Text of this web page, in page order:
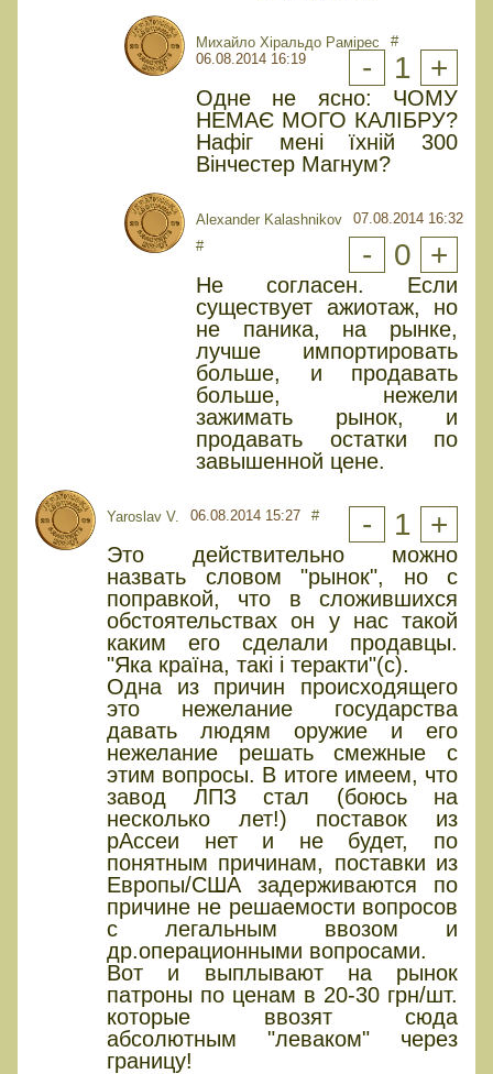
Михайло Хіральдо Рамірес
06.08.2014 16:19
#
- 1 +
Одне не ясно: ЧОМУ
НЕМАЄ МОГО КАЛІБРУ?
Нафіг мені їхній 300
Вінчестер Магнум?
Alexander Kalashnikov
07.08.2014 16:32
#
- 0 +
Не согласен. Если
существует ажиотаж, но
не паника, на рынке,
лучше импортировать
больше, и продавать
больше, нежели
зажимать рынок, и
продавать остатки по
завышенной цене.
Yaroslav V. 06.08.2014 15:27 # - 1 +
Это действительно можно
назвать словом "рынок", но с
поправкой, что в сложившихся
обстоятельствах он у нас такой
каким его сделали продавцы.
"Яка країна, такі і теракти"(с).
Одна из причин происходящего
это нежелание государства
давать людям оружие и его
нежелание решать смежные с
этим вопросы. В итоге имеем, что
завод ЛПЗ стал (боюсь на
несколько лет!) поставок из
рАссеи нет и не будет, по
понятным причинам, поставки из
Европы/США задерживаются по
причине не решаемости вопросов
с легальным ввозом и
др.операционными вопросами.
Вот и выплывают на рынок
патроны по ценам в 20-30 грн/шт.
которые ввозят сюда
абсолютным "леваком" через
границу!